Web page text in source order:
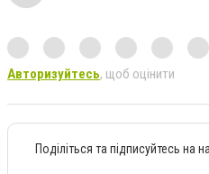
Авторизуйтесь, щоб оцінити
Поділіться та підписуйтесь на